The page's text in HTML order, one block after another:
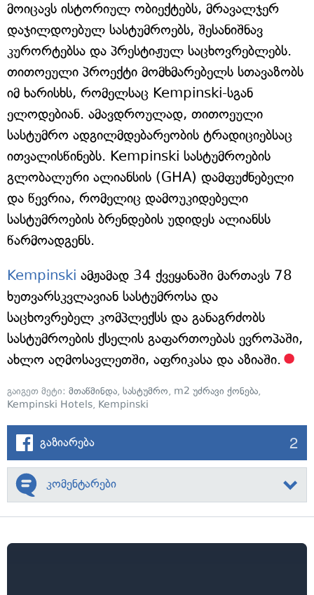
მოიცავს ისტორიულ ობიექტებს, მრავალჯერ
დაჯილდოებულ სასტუმროებს, შესანიშნავ
კურორტებსა და პრესტიჟულ საცხოვრებლებს.
თითოეული პროექტი მომხმარებელს სთავაზობს
იმ ხარისხს, რომელსაც Kempinski-სგან
ელოდებიან. ამავდროულად, თითოეული
სასტუმრო ადგილმდებარეობის ტრადიციებსაც
ითვალისწინებს. Kempinski სასტუმროების
გლობალური ალიანსის (GHA) დამფუძნებელი
და წევრია, რომელიც დამოუკიდებელი
სასტუმროების ბრენდების უდიდეს ალიანსს
წარმოადგენს.
Kempinski ამჟამად 34 ქვეყანაში მართავს 78
ხუთვარსკვლავიან სასტუმროსა და
საცხოვრებელ კომპლექსს და განაგრძობს
სასტუმროების ქსელის გაფართოებას ევროპაში,
ახლო აღმოსავლეთში, აფრიკასა და აზიაში.
გაიგეთ მეტი: მთაწმინდა, სასტუმრო, m2 უძრავი ქონება,
Kempinski Hotels, Kempinski
გაზიარება 2
კომენტარები